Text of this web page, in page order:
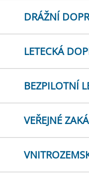
DRÁŽNÍ
LETECKÁ
BEZPILOTNÍ
VEŘEJNÉ